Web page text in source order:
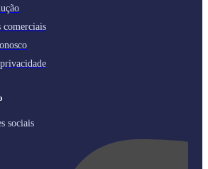
comerciais
sociais